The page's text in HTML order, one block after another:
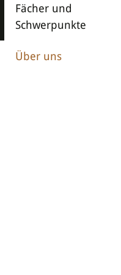
Fächer und
Schwerpunkte
Über uns